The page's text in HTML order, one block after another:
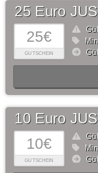
25€
GUTSCHEIN
25 Euro
10€
GUTSCHEIN
10 Euro